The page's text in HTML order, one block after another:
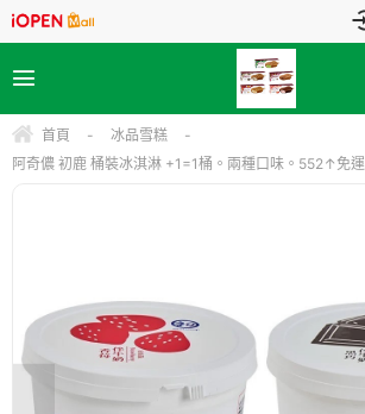
首頁 - 冰品雪糕
-
阿奇儂 初鹿 桶裝冰淇淋 +1=1桶。兩種口味。552↑免運